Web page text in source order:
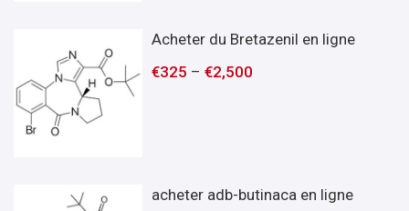
Acheter du Bretazenil en ligne
€325 –€2,500
acheter adb-butinaca en ligne